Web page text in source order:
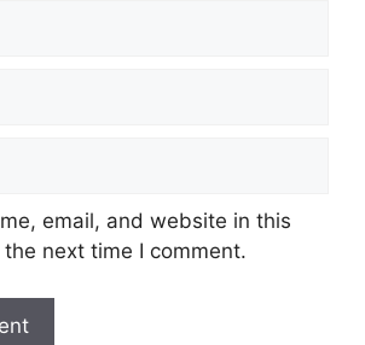
email, and website in this
next time I comment.